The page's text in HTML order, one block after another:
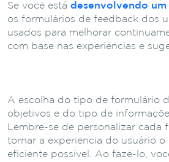
Se você está desenvolvendo
os formulários de feedback dos
usados para melhorar
com base nas experiências e
A escolha do tipo de formulário
objetivos e do tipo de
Lembre-se de personalizar cada
tornar a experiência do usuário o
eficiente possível. Ao fazê-lo,